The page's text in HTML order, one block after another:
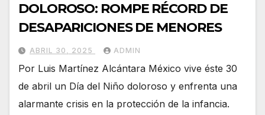
DOLOROSO: ROMPE RÉCORD DE
DESAPARICIONES DE MENORES
ABRIL 30, 2025 ADMIN
Por Luis Martínez Alcántara México vive éste 30
de abril un Día del Niño doloroso y enfrenta una
alarmante crisis en la protección de la infancia.